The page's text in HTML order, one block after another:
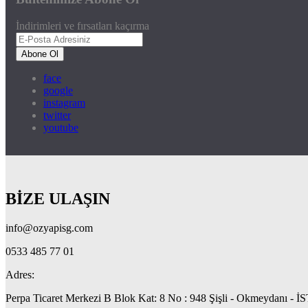
İndirimleri ve fırsatları kaçırma
Abone Ol
face
google
instagram
twitter
youtube
BİZE ULAŞIN
info@ozyapisg.com
0533 485 77 01
Adres:
Perpa Ticaret Merkezi B Blok Kat: 8 No : 948 Şişli - Okmeydanı -